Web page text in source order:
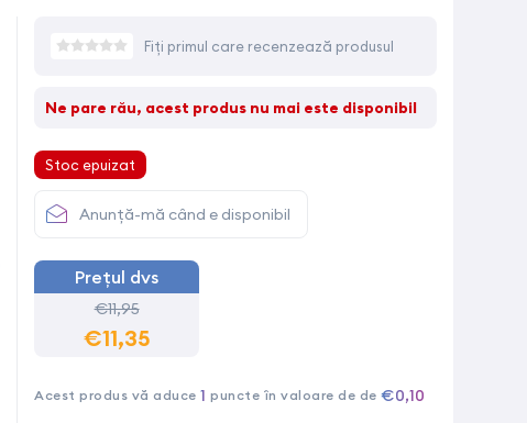
Fiți primul care recenzează produsul
Ne pare rău, acest produs nu mai este disponibil
Stoc epuizat
Anunță-mă când e disponibil
Prețul dvs
€11,95
€11,35
Acest produs vă aduce1 puncte în valoare de de€0,10